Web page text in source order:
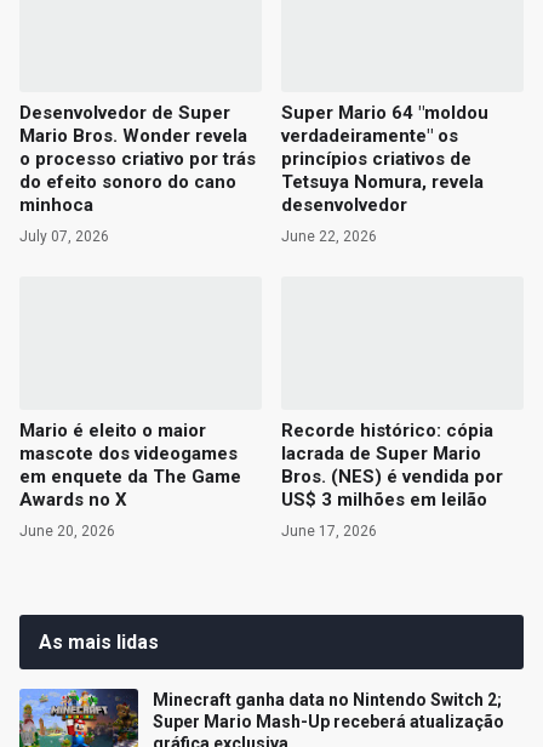
Desenvolvedor de Super
Mario Bros. Wonder revela
o processo criativo por trás
do efeito sonoro do cano
minhoca
July 07, 2026
Super Mario 64 "moldou
verdadeiramente" os
princípios criativos de
Tetsuya Nomura, revela
desenvolvedor
June 22, 2026
Mario é eleito o maior
mascote dos videogames
em enquete da The Game
Awards no X
June 20, 2026
Recorde histórico: cópia
lacrada de Super Mario
Bros. (NES) é vendida por
US$ 3 milhões em leilão
June 17, 2026
As mais lidas
Minecraft ganha data no Nintendo Switch 2;
Super Mario Mash-Up receberá atualização